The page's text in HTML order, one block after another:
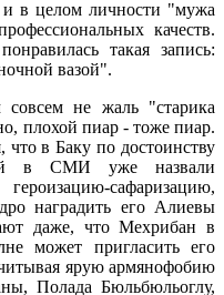
и в целом личности "мужа
качеств.
такая запись:
вазой".
не жаль "старика
плохой пиар - тоже пиар.
в Баку по достоинству
в СМИ уже назвали
сафаризацию,
наградить его Алиевы
даже, что Мехрибан в
может пригласить его
ярую армянофобию
Полада Бюльбюльоглу,